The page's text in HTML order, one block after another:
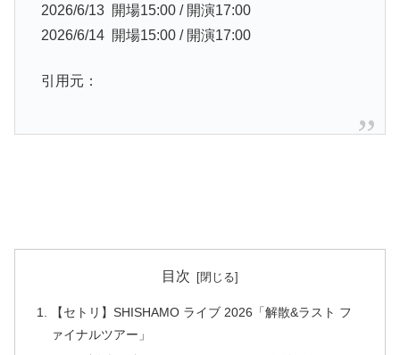
2026/6/13 開場15:00 / 開演17:00
2026/6/14 開場15:00 / 開演17:00
引用元：
目次
【セトリ】SHISHAMO ライブ 2026「解散&ラスト フ
ァイナルツアー」